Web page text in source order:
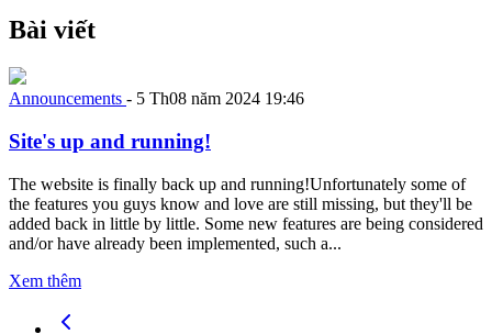
Bài viết
Announcements - 5 Th08 năm 2024 19:46
Site's up and running!
The website is finally back up and running!Unfortunately some of
the features you guys know and love are still missing, but they'll be
added back in little by little. Some new features are being considered
and/or have already been implemented, such a...
Xem thêm